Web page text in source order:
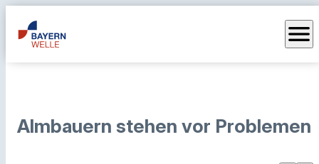
menu
Almbauern stehen vor Problemen